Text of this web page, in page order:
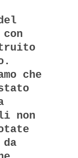
che
non